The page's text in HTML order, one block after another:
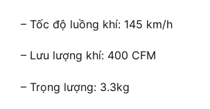
– Tốc độ luồng khí: 145 km/h
– Lưu lượng khí: 400 CFM
– Trọng lượng: 3.3kg